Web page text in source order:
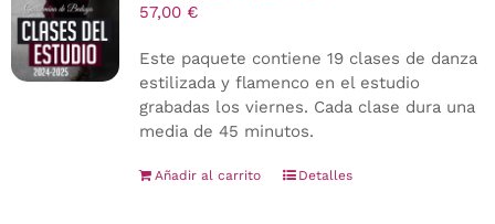
57,00 €
Este paquete contiene 19 clases de danza
estilizada y flamenco en el estudio
grabadas los viernes. Cada clase dura una
media de 45 minutos.
Añadir al carrito Detalles